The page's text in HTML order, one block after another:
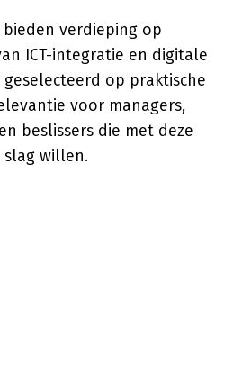
verdieping op
ICT-integratie en digitale
op praktische
voor managers,
beslissers die met deze
willen.